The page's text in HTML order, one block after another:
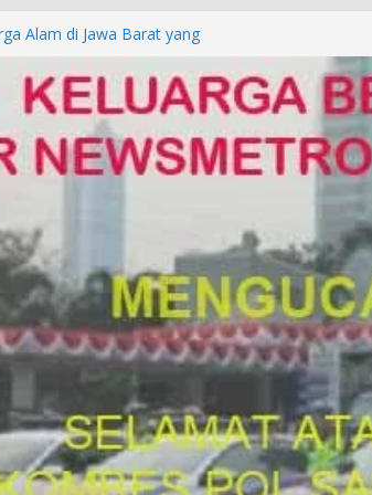
Palsu, Kapolres
PUNGLI SIM
Alam di Jawa Barat yang
KUHAP Baru 2026, Tegaskan
Dipidana
DENPASAR DAN
POLDA BALI DIDUGA
ke Mabes Polri